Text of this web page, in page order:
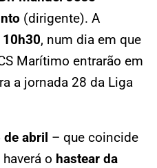
(dirigente). A
10h30, num dia em que
Marítimo entrarão em
a jornada 28 da Liga
de abril – que coincide
o hastear da